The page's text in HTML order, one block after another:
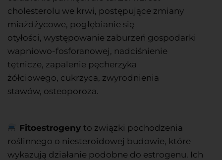
cholesterolu we krwi, postępujące zmiany
miażdżycowe, pogłębianie się
otyłości, występowanie zaburzeń gospodarki
wapniowo-fosforanowej, nadciśnienie
tętnicze, zapalenie pęcherzyka
żółciowego, cukrzyca, zwyrodnienia
stawów, osteoporoza.
Fitoestrogenyto związki pochodzenia
roślinnego o niesteroidowej budowie, które
wykazują działanie podobne do estrogenu. Ich